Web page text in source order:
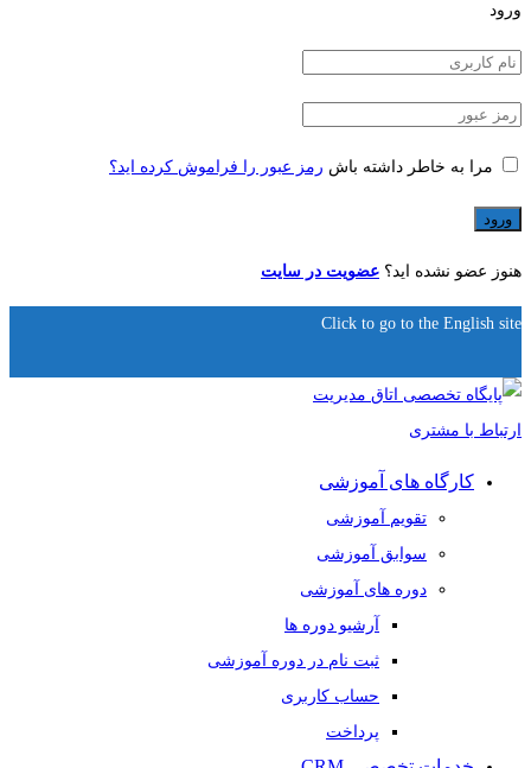
ورود
مرا به خاطر داشته باش رمز عبور را فراموش کرده اید؟
هنوز عضو نشده اید؟ عضویت در سایت
Click to go to the English site
کارگاه های آموزشی
تقویم آموزشی
سوابق آموزشی
دوره های آموزشی
آرشیو دوره ها
ثبت نام در دوره آموزشی
حساب کاربری
پرداخت